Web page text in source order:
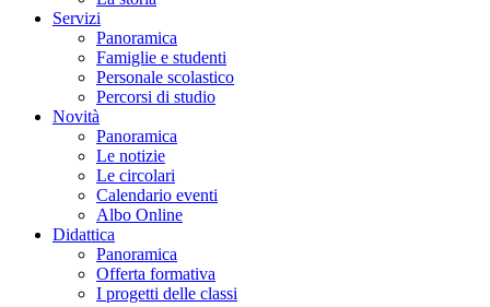
Servizi
Panoramica
Famiglie e studenti
Personale scolastico
Percorsi di studio
Novità
Panoramica
Le notizie
Le circolari
Calendario eventi
Albo Online
Didattica
Panoramica
Offerta formativa
I progetti delle classi